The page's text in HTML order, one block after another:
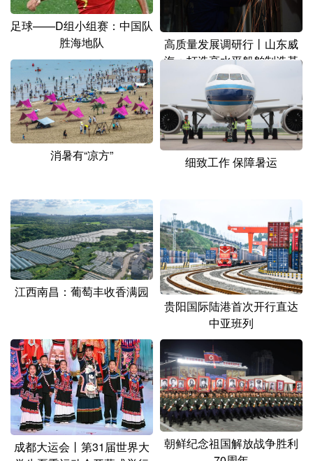
多语种频道
English Français عربى
Русский язык
Deutsch Português
足球——D组小组赛：中国队
胜海地队
高质量发展调研行丨山东威
海：打造高水平船舶制造基
地
消暑有“凉方” 细致工作 保障暑运
江西南昌：葡萄丰收香满园
贵阳国际陆港首次开行直达
中亚班列
成都大运会丨第31届世界大
朝鲜纪念祖国解放战争胜利